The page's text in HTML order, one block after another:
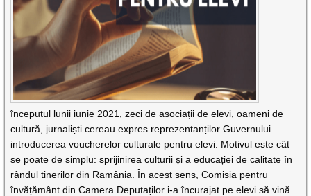
începutul lunii iunie 2021, zeci de asociații de elevi, oameni de
cultură, jurnaliști cereau expres reprezentanților Guvernului
introducerea voucherelor culturale pentru elevi. Motivul este cât
se poate de simplu: sprijinirea culturii și a educației de calitate în
rândul tinerilor din Ramânia. În acest sens, Comisia pentru
învățământ din Camera Deputaților i-a încurajat pe elevi să vină